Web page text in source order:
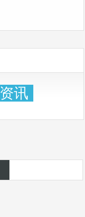
资讯